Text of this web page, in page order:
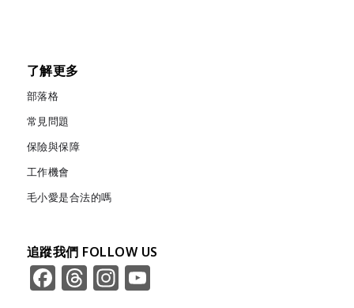
了解更多
部落格
常見問題
保險與保障
工作機會
毛小愛是合法的嗎
追蹤我們 FOLLOW US
FacebookThreadsInstagram